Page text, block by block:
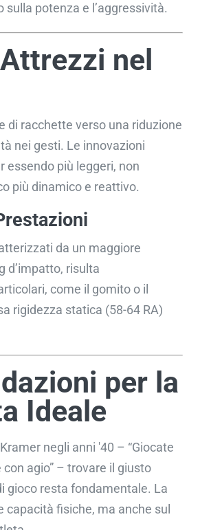
potenza e l’aggressività.
nel
di racchette verso una riduzione
nei gesti. Le innovazioni
essendo più leggeri, non
più dinamico e reattivo.
da un maggiore
d’impatto, risulta
come il gomito o il
rigidezza statica (58-64 RA)
per la
Ideale
negli anni '40 – “Giocate
agio” – trovare il giusto
gioco resta fondamentale. La
fisiche, ma anche sul